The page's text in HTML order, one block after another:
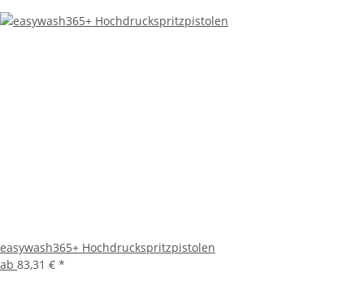
easywash365+ Hochdruckspritzpistolen
ab 83,31 € *